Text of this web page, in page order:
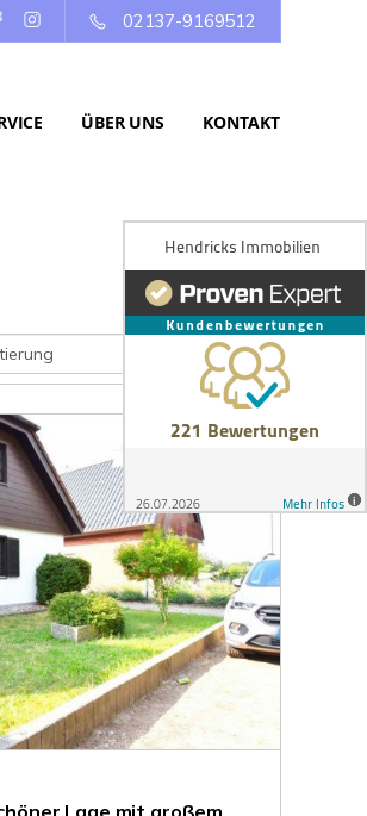
02137-9169512
ÜBER UNS KONTAKT
Lage mit großem